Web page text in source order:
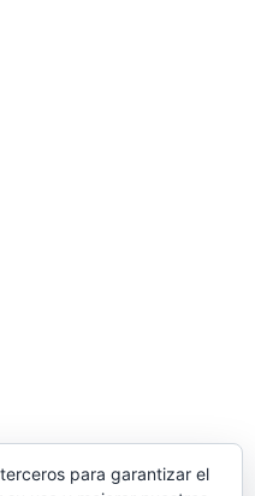
para garantizar el